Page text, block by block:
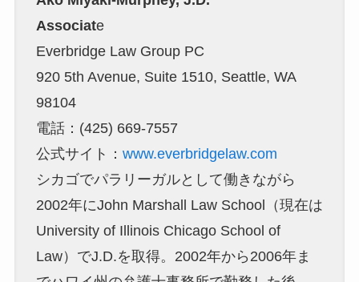
Associate
Everbridge Law Group PC
920 5th Avenue, Suite 1510, Seattle, WA
98104
電話：(425) 669-7557
公式サイト： www.everbridgelaw.com
シカゴでパラリーガルとして働きながら
2002年にJohn Marshall Law School（現在は
University of Illinois Chicago School of
Law）でJ.D.を取得。2002年から2006年ま